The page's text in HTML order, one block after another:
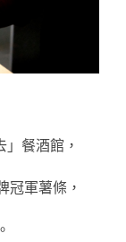
餐酒館，
冠軍薯條，